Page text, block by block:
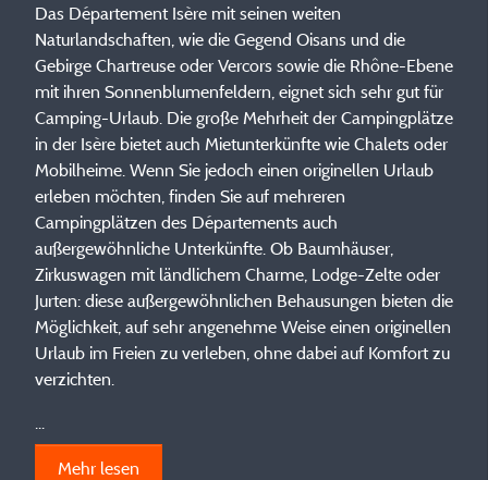
Das Département Isère mit seinen weiten
Naturlandschaften, wie die Gegend Oisans und die
Gebirge Chartreuse oder Vercors sowie die Rhône-Ebene
mit ihren Sonnenblumenfeldern, eignet sich sehr gut für
Camping-Urlaub. Die große Mehrheit der Campingplätze
in der Isère bietet auch Mietunterkünfte wie Chalets oder
Mobilheime. Wenn Sie jedoch einen originellen Urlaub
erleben möchten, finden Sie auf mehreren
Campingplätzen des Départements auch
außergewöhnliche Unterkünfte. Ob Baumhäuser,
Zirkuswagen mit ländlichem Charme, Lodge-Zelte oder
Jurten: diese außergewöhnlichen Behausungen bieten die
Möglichkeit, auf sehr angenehme Weise einen originellen
Urlaub im Freien zu verleben, ohne dabei auf Komfort zu
verzichten.
...
Mehr lesen